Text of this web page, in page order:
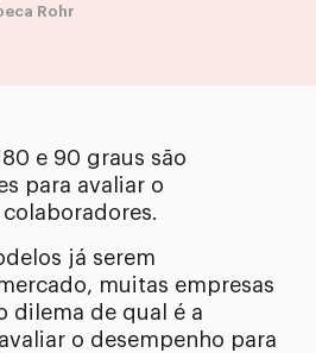
Rohr
e 90 graus são
para avaliar o
já serem
muitas empresas
dilema de qual é a
o desempenho para